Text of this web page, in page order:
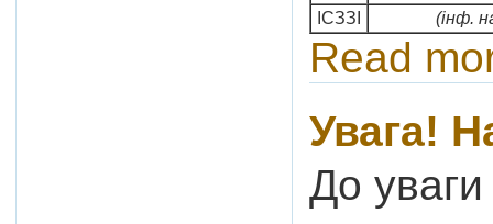
ІСЗЗІ
(інф.
Read
Увага!
До